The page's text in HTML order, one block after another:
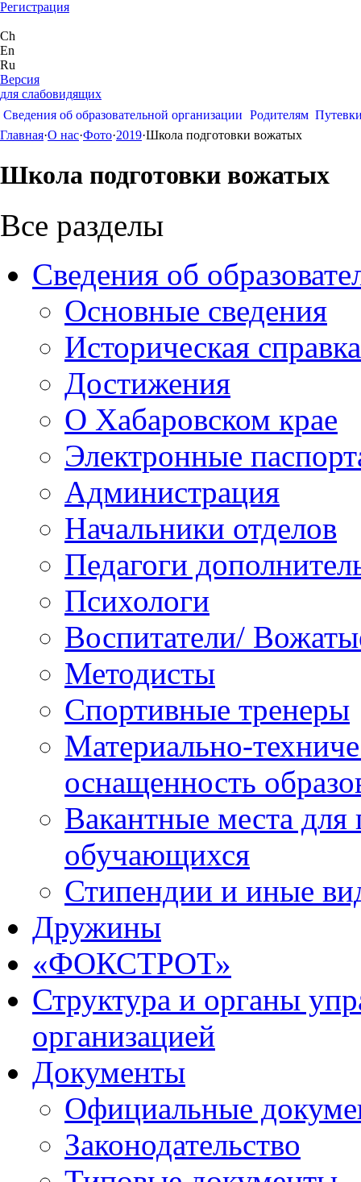
Регистрация
Ch
En
Ru
Версия
для слабовидящих
Сведения об образовательной организации Родителям
Главная·О нас·Фото·2019·Школа подготовки вожатых
Школа подготовки вожатых
Все разделы
Сведения об
Основные сведения
Историческая справка
Достижения
О Хабаровском крае
Электронные
Администрация
Начальники отделов
Педагоги
Психологи
Воспитатели/
Методисты
Спортивные тренеры
Материально-
оснащенность
Вакантные места для
обучающихся
Стипендии и иные
Дружины
«ФОКСТРОТ»
Структура и органы
организацией
Документы
Официальные
Законодательство